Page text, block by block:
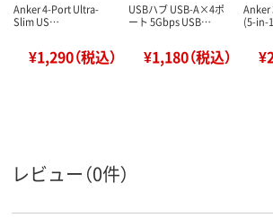
Anker 4-Port Ultra-
Slim US…
¥1,290（税込）
USBハブ USB-A×4ポ
ート 5Gbps USB…
¥1,180（税込）
Anker
(5-in-
レビュー（0件）